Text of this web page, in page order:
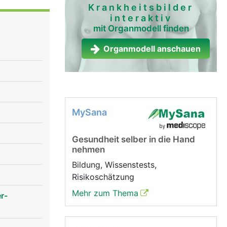
und
viel
an als es
der
Krankheitsbilder
interaktiv
mit Organmodell finden
Organmodell anschauen
MySana
Gesundheit selber in die Hand
nehmen
Bildung, Wissenstests,
Risikoschätzung
Mehr zum Thema